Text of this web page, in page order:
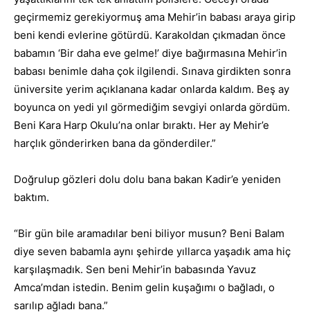
geçirmemiz gerekiyormuş ama Mehir’in babası araya girip
beni kendi evlerine götürdü. Karakoldan çıkmadan önce
babamın ‘Bir daha eve gelme!’ diye bağırmasına Mehir’in
babası benimle daha çok ilgilendi. Sınava girdikten sonra
üniversite yerim açıklanana kadar onlarda kaldım. Beş ay
boyunca on yedi yıl görmediğim sevgiyi onlarda gördüm.
Beni Kara Harp Okulu’na onlar bıraktı. Her ay Mehir’e
harçlık gönderirken bana da gönderdiler.”
Doğrulup gözleri dolu dolu bana bakan Kadir’e yeniden
baktım.
“Bir gün bile aramadılar beni biliyor musun? Beni Balam
diye seven babamla aynı şehirde yıllarca yaşadık ama hiç
karşılaşmadık. Sen beni Mehir’in babasında Yavuz
Amca’mdan istedin. Benim gelin kuşağımı o bağladı, o
sarılıp ağladı bana.”